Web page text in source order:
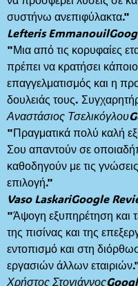
συστήνω ανεπιφύλακτα."
Lefteris Emmanouil
"Μια από τις κορυφαίες
πρέπει να κρατήσει
επαγγελματισμός και η
δουλειάς τους.
Αναστάσιος Τσελικόγλου
"Πραγματικά πολύ καλή
Σου απαντούν σε
καθοδηγούν με τις
επιλογή."
Vaso LaskariGoogle
"Άψογη εξυπηρέτηση και
της πισίνας και της
εντοπισμό και στη
εργασιών άλλων
Χρήστος Στογιάννος